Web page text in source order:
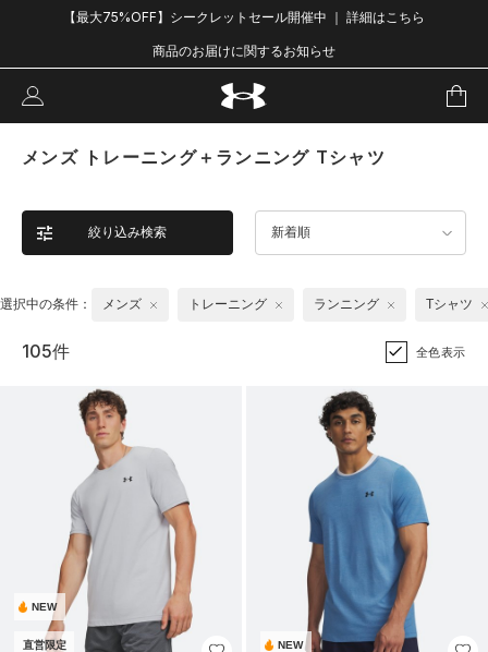
【最大75%OFF】シークレットセール開催中 ｜ 詳細はこちら
商品のお届けに関するお知らせ
メンズ トレーニング＋ランニング Tシャツ
絞り込み検索 新着順
選択中の条件： メンズ トレーニング ランニング Tシャツ
105件 全色表示
NEW
直営限定 NEW